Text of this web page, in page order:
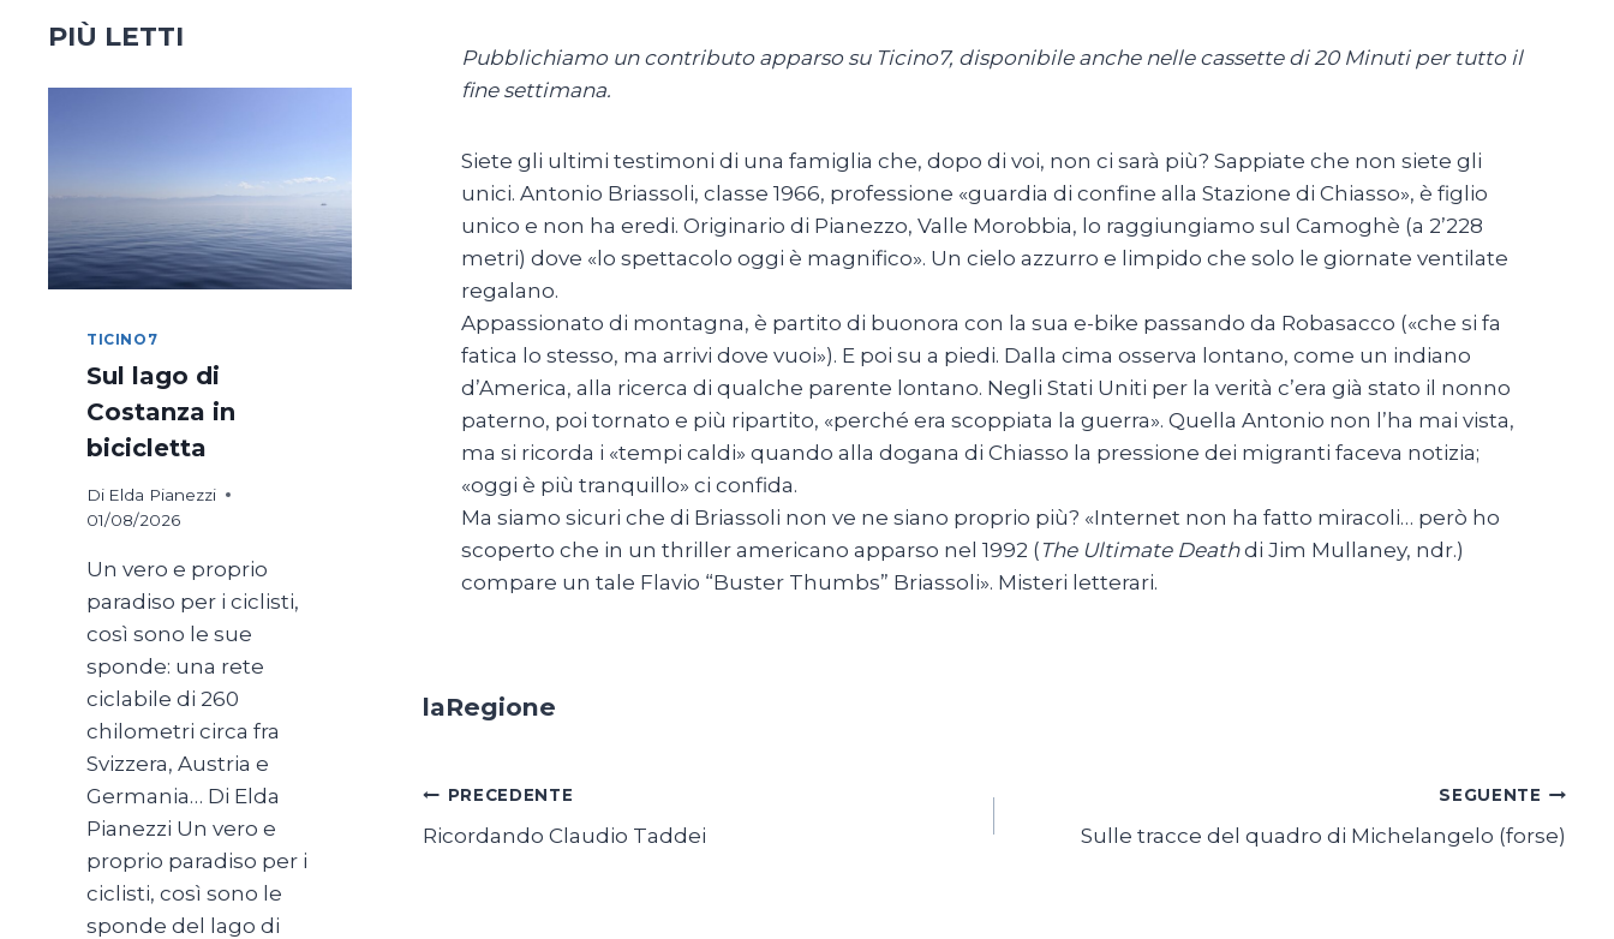
Pubblichiamo un contributo apparso su Ticino7, disponibile anche nelle cassette di 20 Minuti per tutto il
fine settimana.
Siete gli ultimi testimoni di una famiglia che, dopo di voi, non ci sarà più? Sappiate che non siete gli
unici. Antonio Briassoli, classe 1966, professione «guardia di confine alla Stazione di Chiasso», è figlio
unico e non ha eredi. Originario di Pianezzo, Valle Morobbia, lo raggiungiamo sul Camoghè (a 2’228
metri) dove «lo spettacolo oggi è magnifico». Un cielo azzurro e limpido che solo le giornate ventilate
regalano.
Appassionato di montagna, è partito di buonora con la sua e-bike passando da Robasacco («che si fa
fatica lo stesso, ma arrivi dove vuoi»). E poi su a piedi. Dalla cima osserva lontano, come un indiano
d’America, alla ricerca di qualche parente lontano. Negli Stati Uniti per la verità c’era già stato il nonno
paterno, poi tornato e più ripartito, «perché era scoppiata la guerra». Quella Antonio non l’ha mai vista,
ma si ricorda i «tempi caldi» quando alla dogana di Chiasso la pressione dei migranti faceva notizia;
«oggi è più tranquillo» ci confida.
Ma siamo sicuri che di Briassoli non ve ne siano proprio più? «Internet non ha fatto miracoli… però ho
scoperto che in un thriller americano apparso nel 1992 ( The Ultimate Deathdi Jim Mullaney, ndr.)
compare un tale Flavio “Buster Thumbs” Briassoli». Misteri letterari.
laRegione
Navigazione
articoli
PRECEDENTE
Ricordando Claudio Taddei
SEGUENTE
Sulle tracce del quadro di Michelangelo (forse)
PIÙ LETTI
TICINO7
Sul lago di
Costanza in
bicicletta
Di Elda Pianezzi
01/08/2026
Un vero e proprio
paradiso per i ciclisti,
così sono le sue
sponde: una rete
ciclabile di 260
chilometri circa fra
Svizzera, Austria e
Germania… Di Elda
Pianezzi Un vero e
proprio paradiso per i
ciclisti, così sono le
sponde del lago di